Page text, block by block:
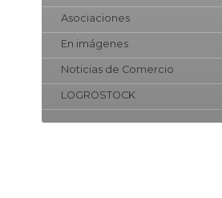
Asociaciones
En imágenes
Noticias de Comercio
LOGROSTOCK